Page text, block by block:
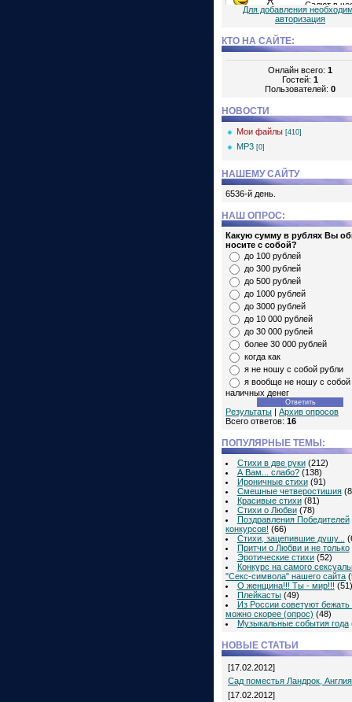
Для добавления
авторизация
КТО НА САЙТЕ:
Онлайн всего: 1
Гостей: 1
Пользователей: 0
НОВОСТИ
Мои файлы [410]
MP3 [0]
НАШЕМУ САЙТУ
6536-й день.
НАШ ОПРОС:
Какую сумму в рублях Вы
носите с собой?
до 100 рублей
до 300 рублей
до 500 рублей
до 1000 рублей
до 3000 рублей
до 10 000 рублей
до 30 000 рублей
более 30 000 рублей
когда как
я не ношу с собой рубли
я вообще не ношу с собой
наличных денег
Результаты | Архив опросов
Всего ответов: 16
ПОПУЛЯРНЫЕ ТЕМЫ:
Стихи в две руки (212)
А Вам... слабо? (138)
Ироничные стихи (91)
Смешные четверостишия
Красивые стихи (81)
Стихи о Любви (78)
Поздравления Победителей
конкурсов! (66)
Стихи, зацепившие душу...
Притчи о Любви и не только
Эротические стихи (52)
Конкурс на самого
"Секс-символа" нашего сайта
О женщина!!! Ты - мир!!! (51)
Плейкасты (49)
Из России советуют бежать
можно скорее (опрос) (48)
Музыкальные события года
НОВЫЕ СТАТЬИ
[17.02.2012]
Сад поместья Ландрок, Англия
[17.02.2012]